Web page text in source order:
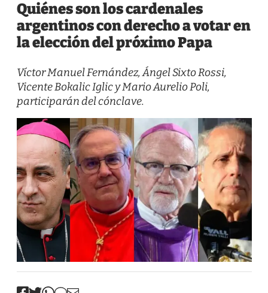
Quiénes son los cardenales
argentinos con derecho a votar en
la elección del próximo Papa
Víctor Manuel Fernández, Ángel Sixto Rossi,
Vicente Bokalic Iglic y Mario Aurelio Poli,
participarán del cónclave.